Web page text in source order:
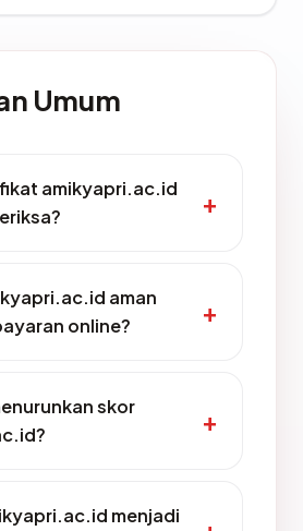
Umum
amikyapri.ac.id
aman
online?
skor
menjadi